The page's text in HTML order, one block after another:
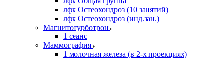
лфк Остеохондроз (10 занятий)
лфк Остеохондроз (инд.зан.)
Магнитотурботрон
1 сеанс
Маммография
1 молочная железа (в 2-х проекциях)